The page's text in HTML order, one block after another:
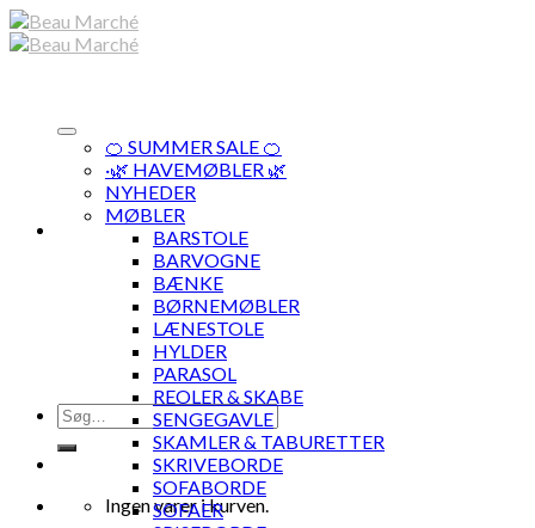
Skip
to
Søg
efter:
Ingen varer i kurven.
🍊 SUMMER SALE 🍊
·🌿 HAVEMØBLER 🌿
NYHEDER
MØBLER
BARSTOLE
BARVOGNE
BÆNKE
BØRNEMØBLER
LÆNESTOLE
HYLDER
PARASOL
REOLER & SKABE
SENGEGAVLE
SKAMLER & TABURETTER
SKRIVEBORDE
SOFABORDE
SOFAER